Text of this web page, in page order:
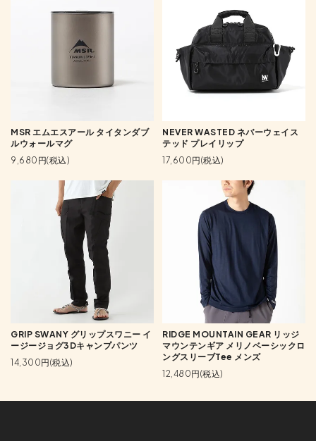
MSR エムエスアール タイタンダブ
ルウォールマグ
9,680円(税込)
NEVER WASTED ネバーウェイス
テッド プレイリップ
17,600円(税込)
GRIP SWANY グリップスワニー イ
ージージョグ3Dキャンプパンツ
14,300円(税込)
RIDGE MOUNTAIN GEAR リッジ
マウンテンギア メリノベーシックロ
ングスリーブTee メンズ
12,480円(税込)